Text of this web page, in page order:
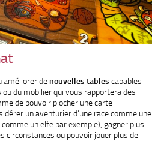
améliorer de nouvelles tables capables
ou du mobilier qui vous rapportera des
de pouvoir piocher une carte
un aventurier d’une race comme une
un elfe par exemple), gagner plus
circonstances ou pouvoir jouer plus de